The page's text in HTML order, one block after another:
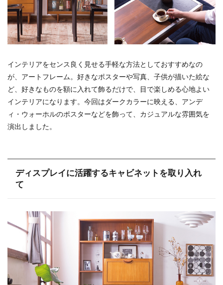
インテリアをセンス良く見せる手軽な方法としておすすめなの
が、アートフレーム。好きなポスターや写真、子供が描いた絵な
ど、好きなものを額に入れて飾るだけで、目で楽しめる心地よい
インテリアになります。今回はダークカラーに映える、アンデ
ィ・ウォーホルのポスターなどを飾って、カジュアルな雰囲気を
演出しました。
ディスプレイに活躍するキャビネットを取り入れ
て